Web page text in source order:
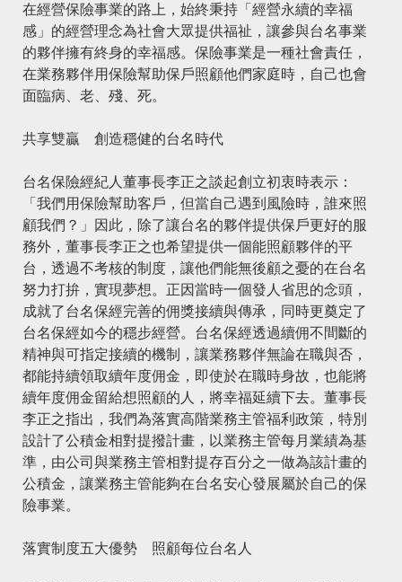
在經營保險事業的路上，始終秉持「經營永續的幸福
感」的經營理念為社會大眾提供福祉，讓參與台名事業
的夥伴擁有終身的幸福感。保險事業是一種社會責任，
在業務夥伴用保險幫助保戶照顧他們家庭時，自己也會
面臨病、老、殘、死。
共享雙贏 創造穩健的台名時代
台名保險經紀人董事長李正之談起創立初衷時表示：
「我們用保險幫助客戶，但當自己遇到風險時，誰來照
顧我們？」因此，除了讓台名的夥伴提供保戶更好的服
務外，董事長李正之也希望提供一個能照顧夥伴的平
台，透過不考核的制度，讓他們能無後顧之憂的在台名
努力打拚，實現夢想。正因當時一個發人省思的念頭，
成就了台名保經完善的佣獎接續與傳承，同時更奠定了
台名保經如今的穩步經營。台名保經透過續佣不間斷的
精神與可指定接續的機制，讓業務夥伴無論在職與否，
都能持續領取續年度佣金，即使於在職時身故，也能將
續年度佣金留給想照顧的人，將幸福延續下去。董事長
李正之指出，我們為落實高階業務主管福利政策，特別
設計了公積金相對提撥計畫，以業務主管每月業績為基
準，由公司與業務主管相對提存百分之一做為該計畫的
公積金，讓業務主管能夠在台名安心發展屬於自己的保
險事業。
落實制度五大優勢 照顧每位台名人